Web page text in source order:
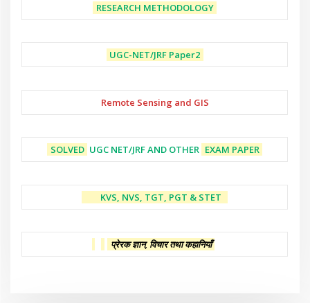
RESEARCH METHODOLOGY
UGC-NET/JRF Paper2
Remote Sensing and GIS
SOLVED UGC NET/JRF AND OTHER EXAM PAPER
KVS, NVS, TGT, PGT & STET
प्रेरक ज्ञान, विचार तथा कहानियाँ